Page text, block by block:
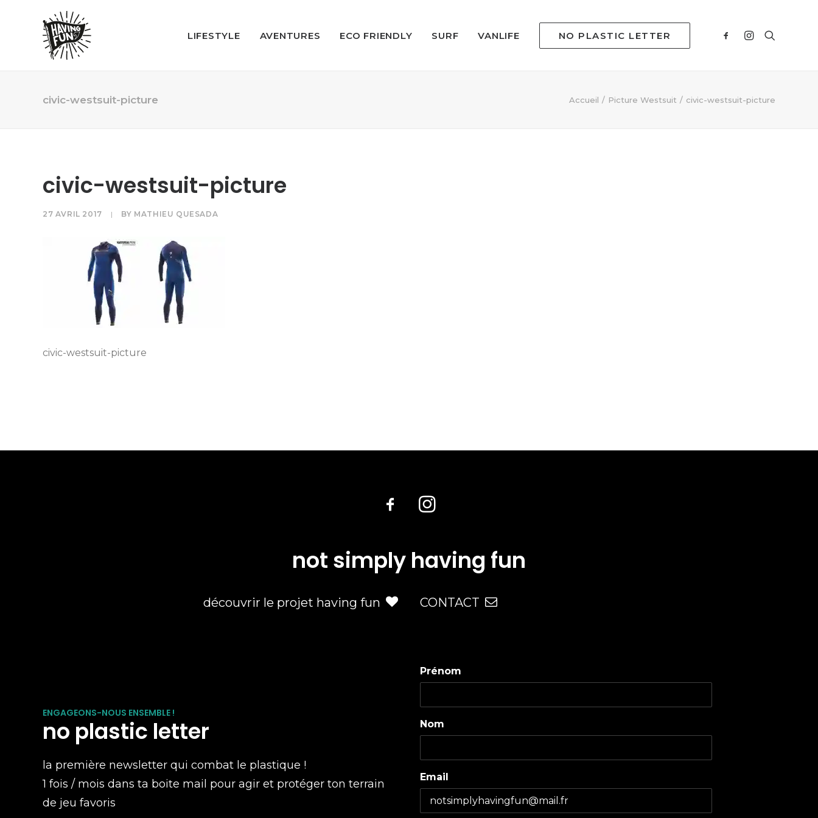
LIFESTYLE AVENTURES ECO FRIENDLY SURF VANLIFE NO PLASTIC LETTER
civic-westsuit-picture Accueil Picture Westsuit civic-westsuit-picture
civic-westsuit-picture
27 AVRIL 2017 | BY MATHIEU QUESADA
civic-westsuit-picture
not simply having fun
découvrir le projet having fun CONTACT
ENGAGEONS-NOUS ENSEMBLE !
no plastic letter
la première newsletter qui combat le plastique !
1 fois / mois dans ta boite mail pour agir et protéger ton terrain
de jeu favoris
Prénom
Nom
Email